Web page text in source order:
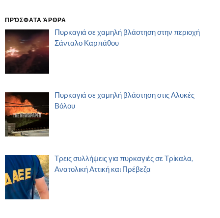
ΠΡΌΣΦΑΤΑ ΆΡΘΡΑ
Πυρκαγιά σε χαμηλή βλάστηση στην περιοχή
Σάνταλο Καρπάθου
Πυρκαγιά σε χαμηλή βλάστηση στις Αλυκές
Βόλου
Τρεις συλλήψεις για πυρκαγιές σε Τρίκαλα,
Ανατολική Αττική και Πρέβεζα